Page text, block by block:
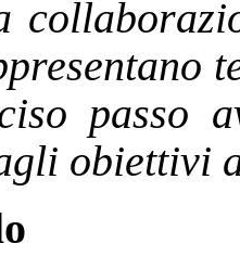
passo
obiettivi